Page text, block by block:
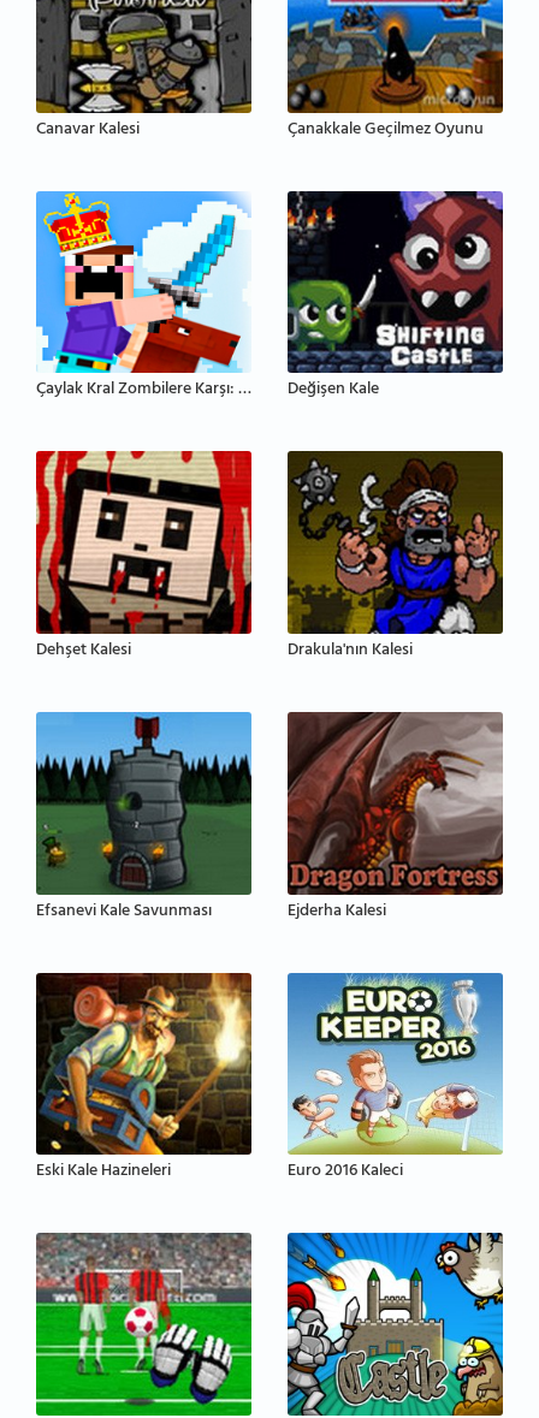
Canavar Kalesi Çanakkale Geçilmez Oyunu
Çaylak Kral Zombilere Karşı: Kale Savunması Değişen Kale
Dehşet Kalesi Drakula'nın Kalesi
Efsanevi Kale Savunması Ejderha Kalesi
Eski Kale Hazineleri Euro 2016 Kaleci